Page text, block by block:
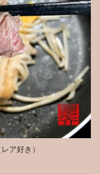
ア好き）